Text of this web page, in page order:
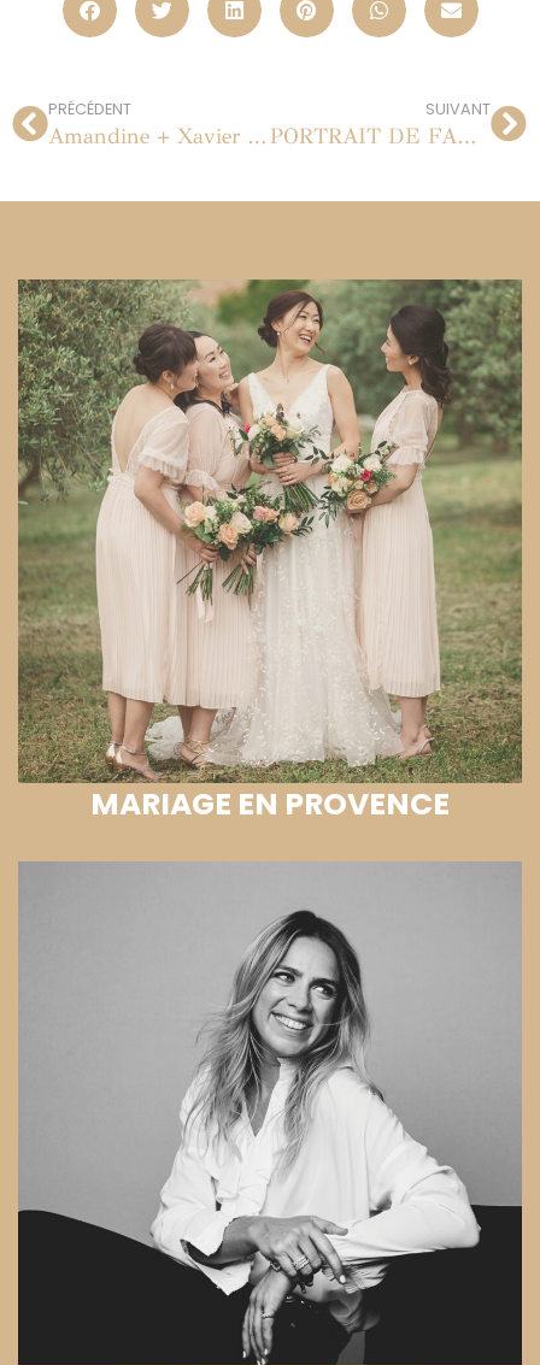
PRÉCÉDENT
Amandine + Xavier : séance de portraits en Camargue le 26 octobre 2011
SUIVANT
PORTRAIT DE FAMILLE | PORTRAITS EN STUDIO À PARIS
MARIAGE EN PROVENCE